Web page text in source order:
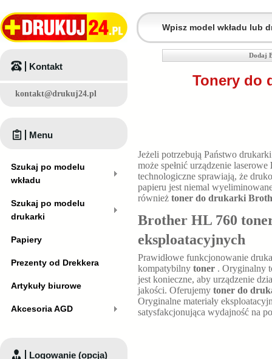
Dodaj
Tonery do
Jeżeli potrzebują Państwo
może spełnić urządzenie laserowe
technologiczne sprawiają, że
papieru jest niemal
również toner do drukarki
Brother HL 760
eksploatacyjnych
Prawidłowe funkcjonowanie
kompatybilny toner . Oryginalny
jest konieczne, aby urządzenie
jakości. Oferujemy toner do
Oryginalne materiały
satysfakcjonująca wydajność na
Kontakt
kontakt@drukuj24.pl
Menu
Szukaj po modelu
wkładu
Szukaj po modelu
drukarki
Papiery
Prezenty od Drekkera
Artykuły biurowe
Akcesoria AGD
Logowanie (opcja)